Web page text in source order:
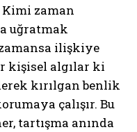
Kimi zaman
uğratmak
ilişkiye
kişisel algılar ki
kırılgan benlik
çalışır. Bu
tartışma anında